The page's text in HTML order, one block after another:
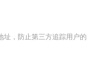
址，防止第三方追踪用户的